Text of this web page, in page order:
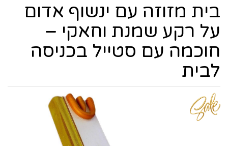
בית מזוזה עם ינשוף אדום
על רקע שמנת וחאקי –
חוכמה עם סטייל בכניסה
לבית